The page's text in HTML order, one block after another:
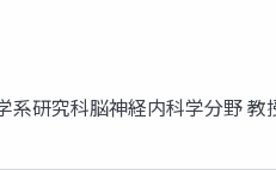
系研究科脳神経内科学分野 教